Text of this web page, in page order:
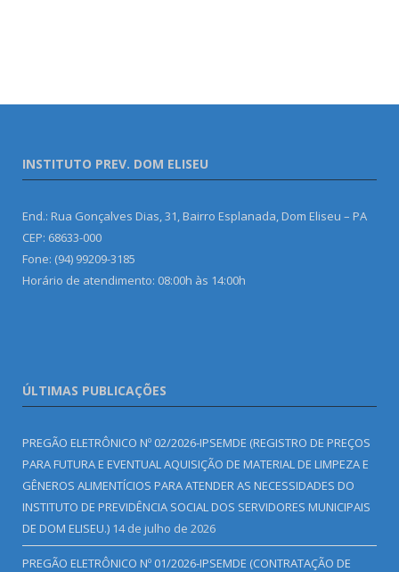
INSTITUTO PREV. DOM ELISEU
End.: Rua Gonçalves Dias, 31, Bairro Esplanada, Dom Eliseu – PA
CEP: 68633-000
Fone: (94) 99209-3185
Horário de atendimento: 08:00h às 14:00h
ÚLTIMAS PUBLICAÇÕES
PREGÃO ELETRÔNICO Nº 02/2026-IPSEMDE (REGISTRO DE PREÇOS
PARA FUTURA E EVENTUAL AQUISIÇÃO DE MATERIAL DE LIMPEZA E
GÊNEROS ALIMENTÍCIOS PARA ATENDER AS NECESSIDADES DO
INSTITUTO DE PREVIDÊNCIA SOCIAL DOS SERVIDORES MUNICIPAIS
DE DOM ELISEU.) 14 de julho de 2026
PREGÃO ELETRÔNICO Nº 01/2026-IPSEMDE (CONTRATAÇÃO DE